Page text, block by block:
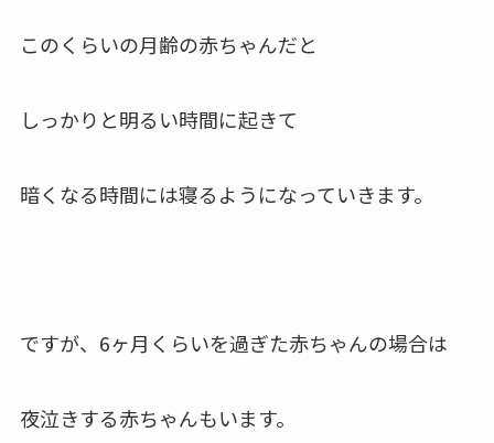
このくらいの月齢の赤ちゃんだと
しっかりと明るい時間に起きて
暗くなる時間には寝るようになっていきます。
ですが、6ヶ月くらいを過ぎた赤ちゃんの場合は
夜泣きする赤ちゃんもいます。